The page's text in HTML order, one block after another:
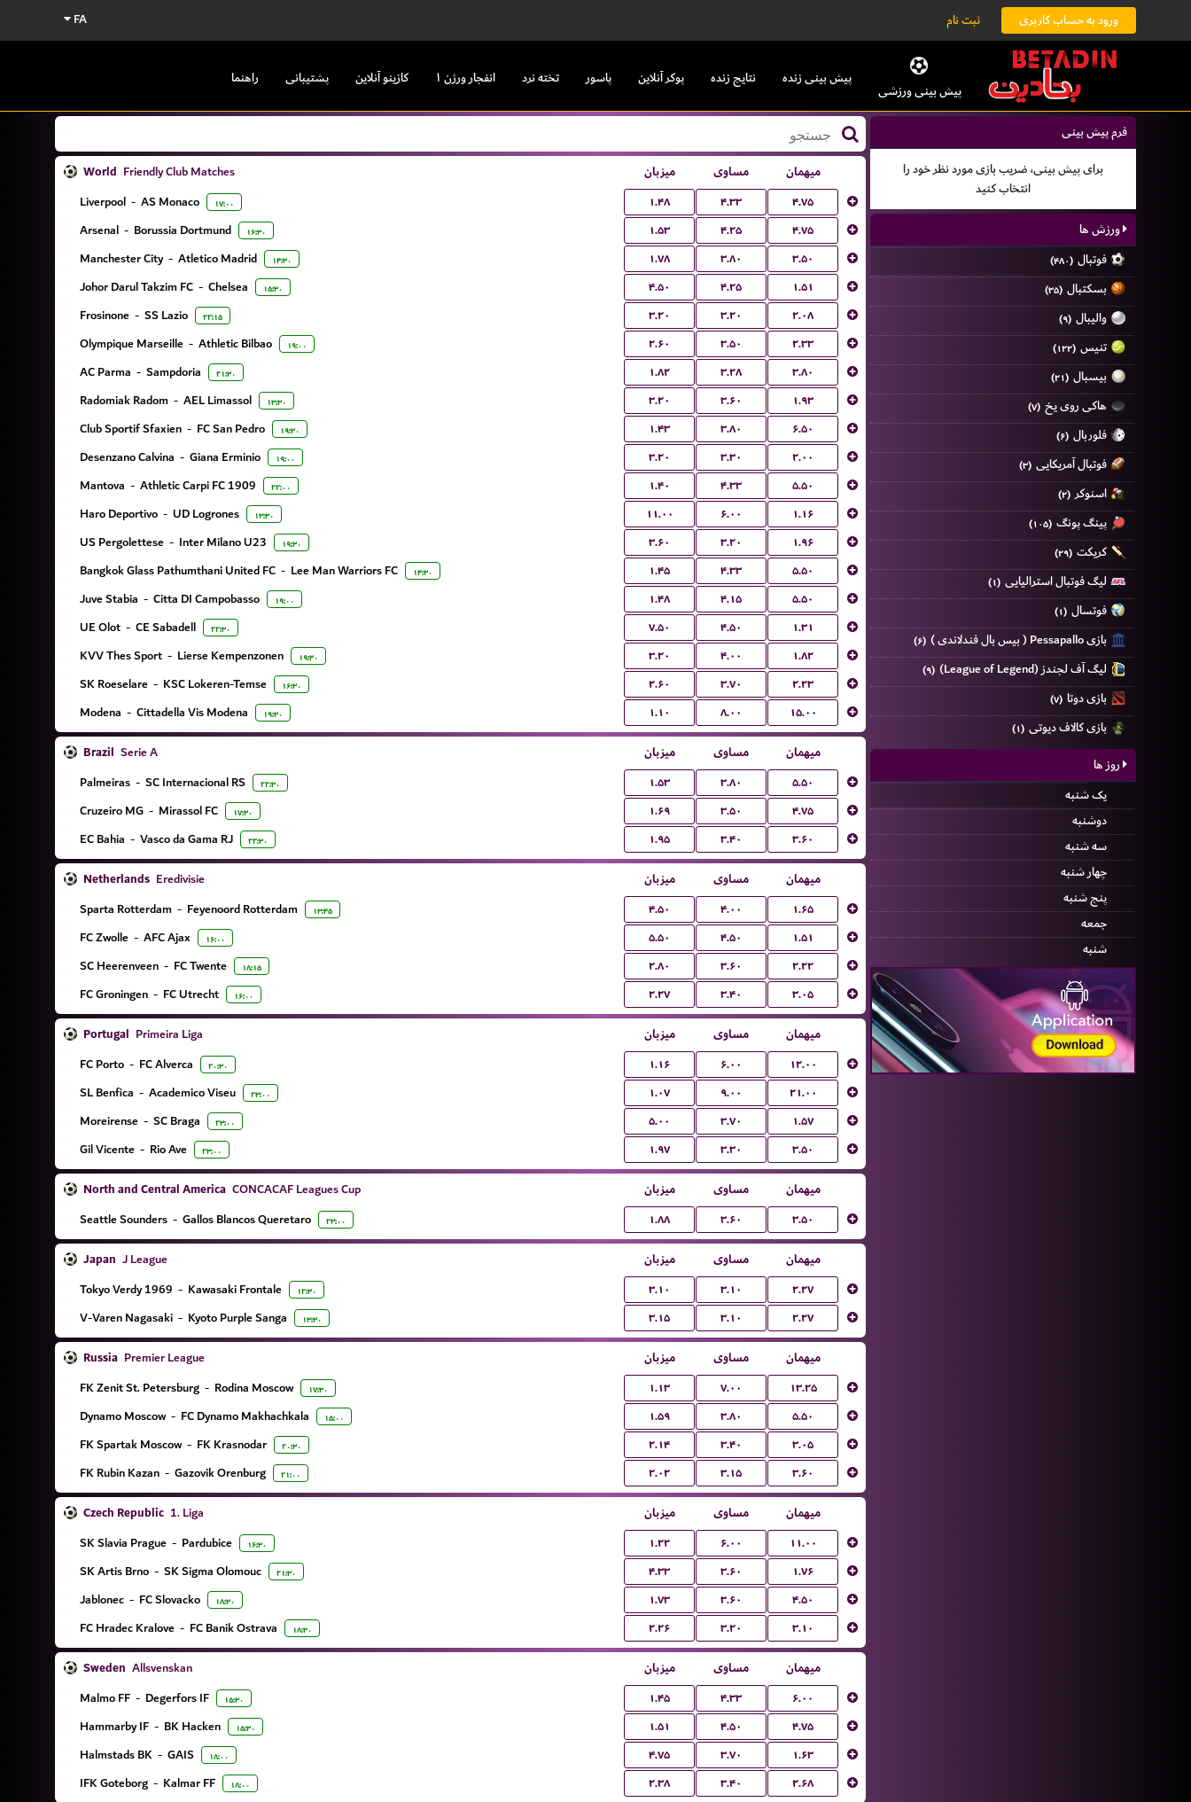
FA ورود به حساب کاربری ثبت نام
پیش بینی ورزشی
پیش بینی زنده نتایج زنده پوکر آنلاین پاسور تخته نرد انفجار ورژن ۱ کازینو آنلاین پشتیبانی راهنما
فرم پیش بینی
برای پیش بینی، ضریب بازی مورد نظر خود را
انتخاب کنید
ورزش ها
فوتبال (۴۸۰)
بسکتبال (۳۵)
والیبال (۹)
تنیس (۱۲۲)
بیسبال (۲۱)
هاکی روی یخ (۷)
فلوربال (۶)
فوتبال آمریکایی (۳)
اسنوکر (۲)
پینگ پونگ (۱۰۵)
کریکت (۲۹)
لیگ فوتبال استرالیایی (۱)
فوتسال (۱)
بازی Pessapallo ( بیس بال فندلاندی ) (۶)
لیگ آف لجندز (League of Legend) (۹)
بازی دوتا (۷)
بازی کالاف دیوتی (۱)
روز ها
یک شنبه
دوشنبه
سه شنبه
چهار شنبه
پنج شنبه
جمعه
شنبه
World Friendly Club Matches میزبان مساوی میهمان
Liverpool - AS Monaco ۱۷:۰۰ ۱.۴۸ ۴.۳۳ ۴.۷۵
Arsenal - Borussia Dortmund ۱۶:۳۰ ۱.۵۳ ۴.۲۵ ۴.۷۵
Manchester City - Atletico Madrid ۱۴:۳۰ ۱.۷۸ ۳.۸۰ ۳.۵۰
Johor Darul Takzim FC - Chelsea ۱۵:۳۰ ۴.۵۰ ۴.۲۵ ۱.۵۱
Frosinone - SS Lazio ۲۲:۱۵ ۳.۲۰ ۳.۲۰ ۲.۰۸
Olympique Marseille - Athletic Bilbao ۱۹:۰۰ ۲.۶۰ ۳.۵۰ ۲.۳۳
AC Parma - Sampdoria ۲۱:۳۰ ۱.۸۲ ۳.۲۸ ۳.۸۰
Radomiak Radom - AEL Limassol ۱۳:۳۰ ۳.۲۰ ۳.۶۰ ۱.۹۳
Club Sportif Sfaxien - FC San Pedro ۱۹:۳۰ ۱.۴۳ ۳.۸۰ ۶.۵۰
Desenzano Calvina - Giana Erminio ۱۹:۰۰ ۳.۲۰ ۳.۳۰ ۲.۰۰
Mantova - Athletic Carpi FC 1909 ۲۲:۰۰ ۱.۴۰ ۴.۳۳ ۵.۵۰
Haro Deportivo - UD Logrones ۱۳:۳۰ ۱۱.۰۰ ۶.۰۰ ۱.۱۶
US Pergolettese - Inter Milano U23 ۱۹:۳۰ ۳.۶۰ ۳.۲۰ ۱.۹۶
Bangkok Glass Pathumthani United FC - Lee Man Warriors FC ۱۴:۳۰ ۱.۴۵ ۴.۳۳ ۵.۵۰
Juve Stabia - Citta DI Campobasso ۱۹:۰۰ ۱.۴۸ ۴.۱۵ ۵.۵۰
UE Olot - CE Sabadell ۲۲:۳۰ ۷.۵۰ ۴.۵۰ ۱.۳۱
KVV Thes Sport - Lierse Kempenzonen ۱۹:۳۰ ۳.۲۰ ۴.۰۰ ۱.۸۲
SK Roeselare - KSC Lokeren-Temse ۱۶:۳۰ ۲.۶۰ ۳.۷۰ ۲.۲۳
Modena - Cittadella Vis Modena ۱۹:۳۰ ۱.۱۰ ۸.۰۰
۱۵.۰۰
Brazil Serie A میزبان مساوی میهمان
Palmeiras - SC Internacional RS ۲۲:۳۰ ۱.۵۳ ۳.۸۰ ۵.۵۰
Cruzeiro MG - Mirassol FC ۱۷:۳۰ ۱.۶۹ ۳.۵۰ ۴.۷۵
EC Bahia - Vasco da Gama RJ ۲۲:۳۰ ۱.۹۵ ۳.۴۰
۳.۶۰
Netherlands Eredivisie میزبان مساوی میهمان
Sparta Rotterdam - Feyenoord Rotterdam ۱۳:۴۵ ۴.۵۰ ۴.۰۰ ۱.۶۵
FC Zwolle - AFC Ajax ۱۶:۰۰ ۵.۵۰ ۴.۵۰ ۱.۵۱
SC Heerenveen - FC Twente ۱۸:۱۵ ۲.۸۰ ۳.۶۰ ۲.۲۲
FC Groningen - FC Utrecht ۱۶:۰۰ ۲.۲۷ ۳.۴۰
۳.۰۵
Portugal Primeira Liga میزبان مساوی میهمان
FC Porto - FC Alverca ۲۰:۳۰ ۱.۱۶ ۶.۰۰ ۱۲.۰۰
SL Benfica - Academico Viseu ۲۳:۰۰ ۱.۰۷ ۹.۰۰ ۲۱.۰۰
Moreirense - SC Braga ۲۳:۰۰ ۵.۰۰ ۳.۷۰ ۱.۵۷
Gil Vicente - Rio Ave ۲۳:۰۰ ۱.۹۷ ۳.۳۰
۳.۵۰
North and Central America CONCACAF Leagues Cup میزبان مساوی میهمان
Seattle Sounders - Gallos Blancos Queretaro ۲۳:۰۰ ۱.۸۸ ۳.۶۰
۳.۵۰
Japan J League میزبان مساوی میهمان
Tokyo Verdy 1969 - Kawasaki Frontale ۱۲:۳۰ ۳.۱۰ ۳.۱۰ ۲.۲۷
V-Varen Nagasaki - Kyoto Purple Sanga ۱۳:۳۰ ۳.۱۵ ۳.۱۰
۲.۲۷
Russia Premier League میزبان مساوی میهمان
FK Zenit St. Petersburg - Rodina Moscow ۱۷:۳۰ ۱.۱۳ ۷.۰۰ ۱۳.۲۵
Dynamo Moscow - FC Dynamo Makhachkala ۱۵:۰۰ ۱.۵۹ ۳.۸۰ ۵.۵۰
FK Spartak Moscow - FK Krasnodar ۲۰:۳۰ ۲.۱۴ ۳.۴۰ ۳.۰۵
FK Rubin Kazan - Gazovik Orenburg ۲۱:۰۰ ۲.۰۲ ۳.۱۵
۳.۶۰
Czech Republic 1. Liga میزبان مساوی میهمان
SK Slavia Prague - Pardubice ۱۶:۳۰ ۱.۲۲ ۶.۰۰ ۱۱.۰۰
SK Artis Brno - SK Sigma Olomouc ۲۱:۳۰ ۴.۳۳ ۳.۶۰ ۱.۷۶
Jablonec - FC Slovacko ۱۸:۳۰ ۱.۷۳ ۳.۶۰ ۴.۵۰
FC Hradec Kralove - FC Banik Ostrava ۱۸:۳۰ ۲.۲۶ ۳.۲۰
۳.۱۰
Sweden Allsvenskan میزبان مساوی میهمان
Malmo FF - Degerfors IF ۱۵:۳۰ ۱.۴۵ ۴.۳۳ ۶.۰۰
Hammarby IF - BK Hacken ۱۵:۳۰ ۱.۵۱ ۴.۵۰ ۴.۷۵
Halmstads BK - GAIS ۱۸:۰۰ ۴.۷۵ ۳.۷۰ ۱.۶۳
IFK Goteborg - Kalmar FF ۱۸:۰۰ ۲.۳۸ ۳.۴۰
۲.۶۸